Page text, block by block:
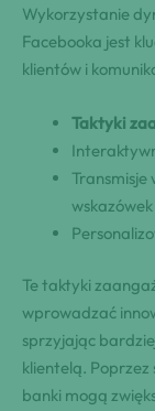
Wykorzystanie
Facebooka jest
klientów i
Taktyki
Te taktyki
wprowadzać
sprzyjając
klientelą.
banki mogą